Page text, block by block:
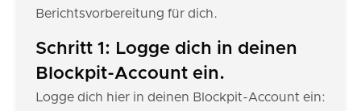
Berichtsvorbereitung für dich.
Schritt 1: Logge dich in deinen
Blockpit-Account ein.
Logge dich hier in deinen Blockpit-Account ein: